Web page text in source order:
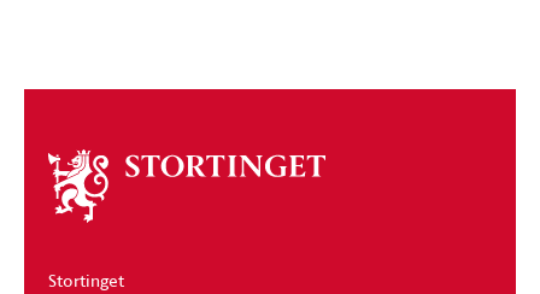
Om
stortinget
Stortinget